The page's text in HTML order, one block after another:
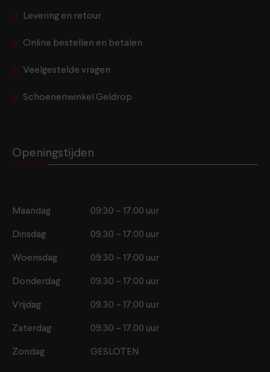
Levering en retour
Online bestellen en betalen
Veelgestelde vragen
Schoenenwinkel Geldrop
Openingstijden
Maandag 09:30 – 17:00 uur
Dinsdag 09.30 – 17:00 uur
Woensdag 09.30 – 17:00 uur
Donderdag 09.30 – 17:00 uur
Vrijdag 09.30 – 17:00 uur
Zaterdag 09.30 – 17.00 uur
Zondag GESLOTEN